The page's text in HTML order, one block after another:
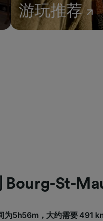
游玩推荐
Bourg-St-
5h56m，大约需要 491